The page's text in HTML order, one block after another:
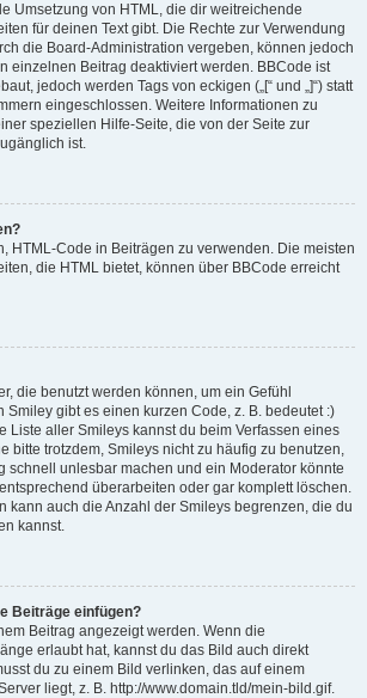
Umsetzung von HTML, die dir weitreichende
für deinen Text gibt. Die Rechte zur Verwendung
die Board-Administration vergeben, können jedoch
einzelnen Beitrag deaktiviert werden. BBCode ist
jedoch werden Tags von eckigen („[“ und „]“) statt
eingeschlossen. Weitere Informationen zu
speziellen Hilfe-Seite, die von der Seite zur
ist.
HTML-Code in Beiträgen zu verwenden. Die meisten
die HTML bietet, können über BBCode erreicht
die benutzt werden können, um ein Gefühl
Smiley gibt es einen kurzen Code, z. B. bedeutet :)
Liste aller Smileys kannst du beim Verfassen eines
bitte trotzdem, Smileys nicht zu häufig zu benutzen,
schnell unlesbar machen und ein Moderator könnte
überarbeiten oder gar komplett löschen.
kann auch die Anzahl der Smileys begrenzen, die du
kannst.
Beiträge einfügen?
Beitrag angezeigt werden. Wenn die
erlaubt hat, kannst du das Bild auch direkt
du zu einem Bild verlinken, das auf einem
liegt, z. B. http://www.domain.tld/mein-bild.gif.